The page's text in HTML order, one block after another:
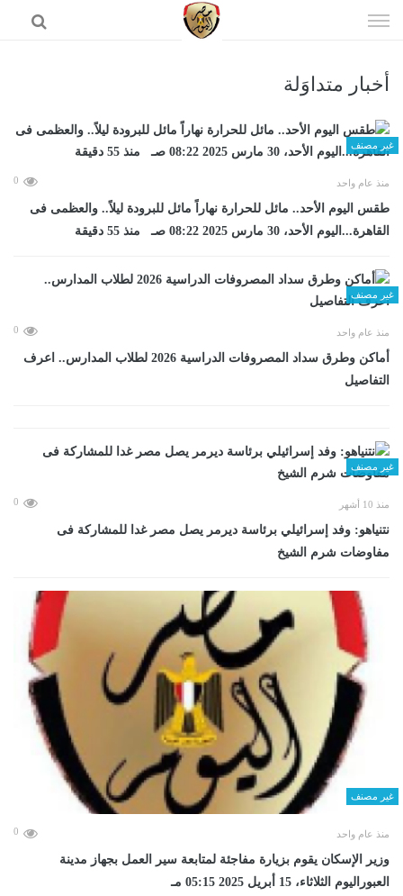
الى
أخبار متداوَلة
غير مصنف
منذ عام واحد 0
طقس اليوم الأحد.. مائل للحرارة نهاراً مائل للبرودة ليلاً.. والعظمى فى
القاهرة...اليوم الأحد، 30 مارس 2025 08:22 صـ منذ 55 دقيقة
غير مصنف
منذ عام واحد 0
أماكن وطرق سداد المصروفات الدراسية 2026 لطلاب المدارس.. اعرف
التفاصيل
غير مصنف
منذ 10 أشهر 0
نتنياهو: وفد إسرائيلي برئاسة ديرمر يصل مصر غدا للمشاركة فى
مفاوضات شرم الشيخ
غير مصنف
منذ عام واحد 0
وزير الإسكان يقوم بزيارة مفاجئة لمتابعة سير العمل بجهاز مدينة
العبوراليوم الثلاثاء، 15 أبريل 2025 05:15 مـ